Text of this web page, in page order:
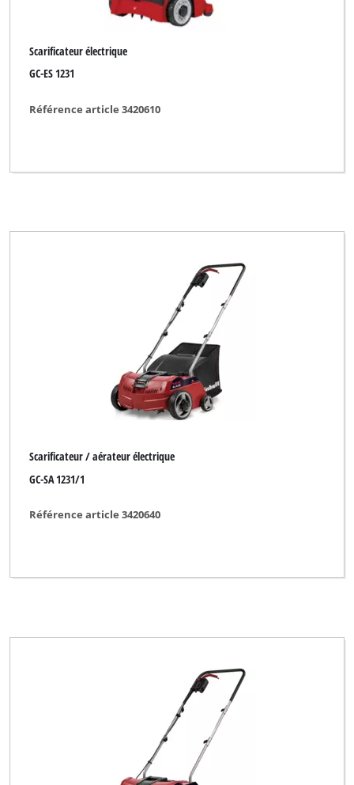
Scarificateur électrique
GC-ES 1231
Référence article 3420610
Scarificateur / aérateur électrique
GC-SA 1231/1
Référence article 3420640